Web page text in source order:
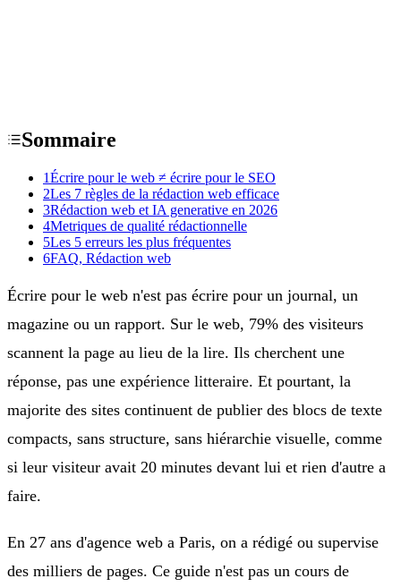
Sommaire
1Écrire pour le web ≠ écrire pour le SEO
2Les 7 règles de la rédaction web efficace
3Rédaction web et IA generative en 2026
4Metriques de qualité rédactionnelle
5Les 5 erreurs les plus fréquentes
6FAQ, Rédaction web
Écrire pour le web n'est pas écrire pour un journal, un
magazine ou un rapport. Sur le web, 79% des visiteurs
scannent la page au lieu de la lire. Ils cherchent une
réponse, pas une expérience litteraire. Et pourtant, la
majorite des sites continuent de publier des blocs de texte
compacts, sans structure, sans hiérarchie visuelle, comme
si leur visiteur avait 20 minutes devant lui et rien d'autre a
faire.
En 27 ans d'agence web a Paris, on a rédigé ou supervise
des milliers de pages. Ce guide n'est pas un cours de